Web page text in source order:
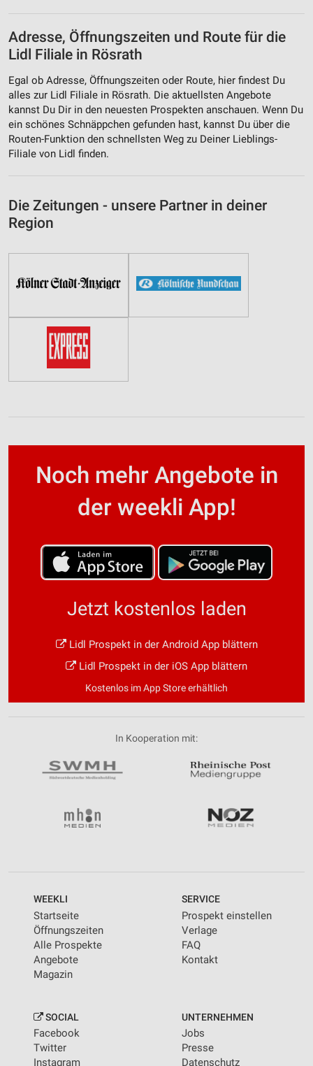
Adresse, Öffnungszeiten und Route für die
Lidl Filiale in Rösrath
Egal ob Adresse, Öffnungszeiten oder Route, hier findest Du
alles zur Lidl Filiale in Rösrath. Die aktuellsten Angebote
kannst Du Dir in den neuesten Prospekten anschauen. Wenn Du
ein schönes Schnäppchen gefunden hast, kannst Du über die
Routen-Funktion den schnellsten Weg zu Deiner Lieblings-
Filiale von Lidl finden.
Die Zeitungen - unsere Partner in deiner
Region
Noch mehr Angebote in
der weekli App!
Jetzt kostenlos laden
Lidl Prospekt in der Android App blättern
Lidl Prospekt in der iOS App blättern
Kostenlos im App Store erhältlich
In Kooperation mit:
WEEKLI
Startseite
Öffnungszeiten
Alle Prospekte
Angebote
Magazin
SERVICE
Prospekt einstellen
Verlage
FAQ
Kontakt
SOCIAL
Facebook
Twitter
Instagram
UNTERNEHMEN
Jobs
Presse
Datenschutz